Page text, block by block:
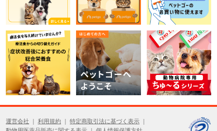
運営会社 利用規約
特定商取引法に基づく表示